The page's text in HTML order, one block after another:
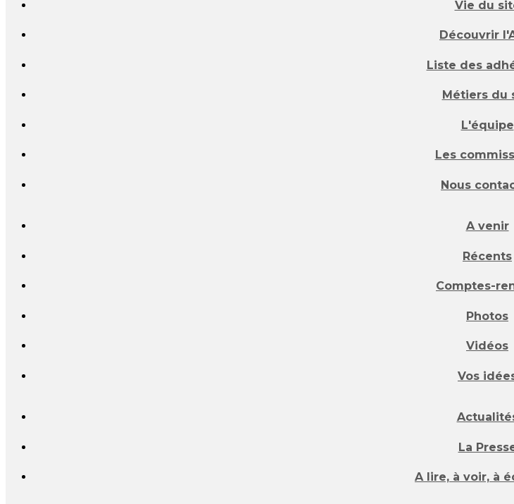
Vie du
Découvrir
Liste des
Métiers du
L'équipe
Les
Nous
A venir
Récents
Comptes-
Photos
Vidéos
Vos
La
A lire, à voir, à